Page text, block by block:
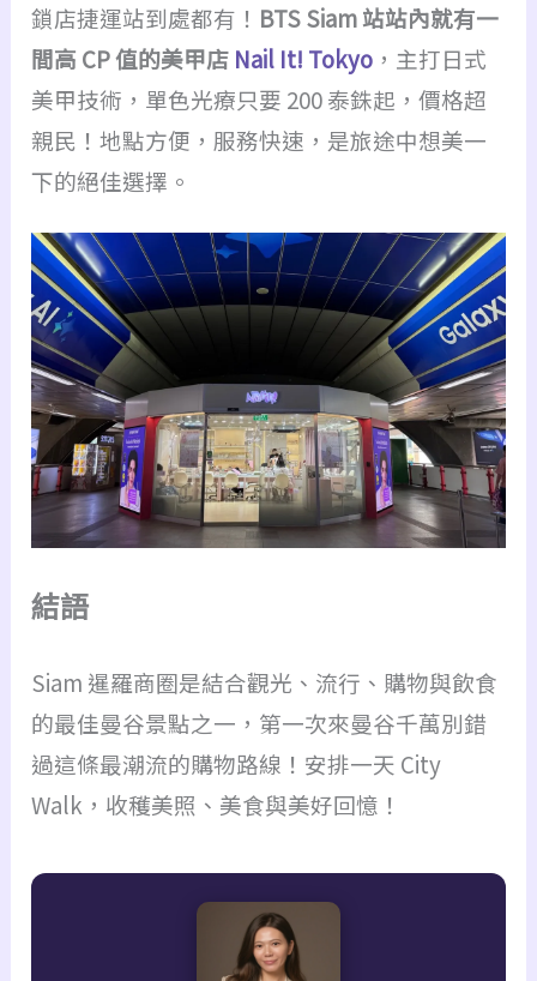
鎖店捷運站到處都有！ BTS Siam 站站內就有一
間高 CP 值的美甲店 Nail It! Tokyo ，主打日式
美甲技術，單色光療只要 200 泰銖起，價格超
親民！地點方便，服務快速，是旅途中想美一
下的絕佳選擇。
結語
Siam 暹羅商圈是結合觀光、流行、購物與飲食
的最佳曼谷景點之一，第一次來曼谷千萬別錯
過這條最潮流的購物路線！安排一天 City
Walk，收穫美照、美食與美好回憶！